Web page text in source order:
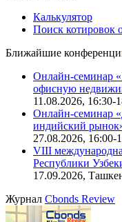
Калькулятор
Поиск котировок
Ближайшие
Онлайн-семинар
офисную
11.08.2026, 16:30-
Онлайн-семинар
индийский
27.08.2026, 16:00-
VIII
Республики
17.09.2026,
Журнал Cbonds Review